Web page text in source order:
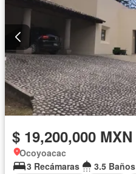
$ 19,200,000 MXN
Ocoyoacac
3 Recámaras
3.5 Baños